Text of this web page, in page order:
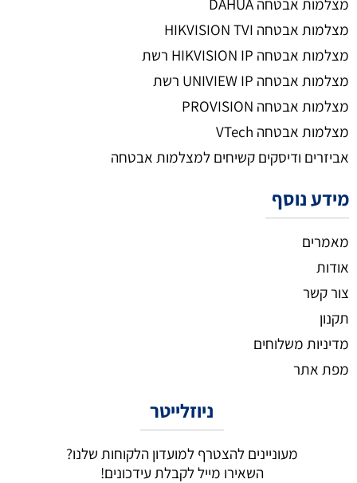
מצלמות אבטחה HIKVISION TVI
מצלמות אבטחה HIKVISION IP רשת
מצלמות אבטחה UNIVIEW IP רשת
מצלמות אבטחה PROVISION
מצלמות אבטחה VTech
אביזרים ודיסקים קשיחים למצלמות אבטחה
מידע נוסף
מאמרים
אודות
צור קשר
תקנון
מדיניות משלוחים
מפת אתר
ניוזלייטר
מעוניינים להצטרף למועדון הלקוחות שלנו?
השאירו מייל לקבלת עידכונים!